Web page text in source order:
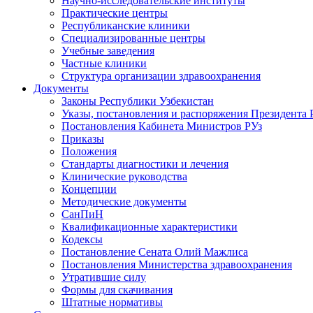
Практические центры
Республиканские клиники
Специализированные центры
Учебные заведения
Частные клиники
Структура организации здравоохранения
Документы
Законы Республики Узбекистан
Указы, постановления и распоряжения Президента
Постановления Кабинета Министров РУз
Приказы
Положения
Стандарты диагностики и лечения
Клинические руководства
Концепции
Методические документы
СанПиН
Квалификационные характеристики
Кодексы
Постановление Сената Олий Мажлиса
Постановления Министерства здравоохранения
Утратившие силу
Формы для скачивания
Штатные нормативы